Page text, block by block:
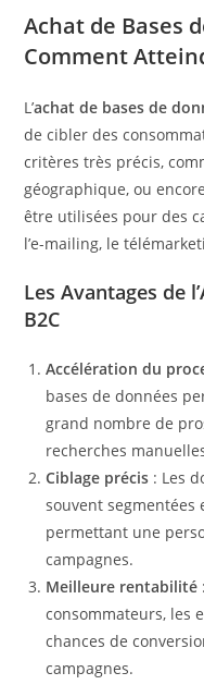
Achat de Bases
Comment
L’achat de bases de
de cibler des
critères très précis,
géographique, ou
être utilisées pour des
l’e-mailing, le
Les Avantages de
B2C
Accélération du
bases de données
grand nombre de
recherches
Ciblage précis : Les
souvent
permettant une
campagnes.
Meilleure rentabilité
consommateurs, les
chances de
campagnes.